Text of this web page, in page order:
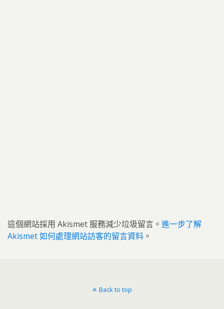
這個網站採用 Akismet 服務減少垃圾留言。 進一步了解
Akismet 如何處理網站訪客的留言資料 。
Back to top